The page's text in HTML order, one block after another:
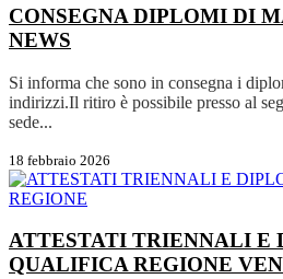
CONSEGNA DIPLOMI DI
NEWS
Si informa che sono in consegna i
indirizzi.Il ritiro è possibile presso al
sede...
18 febbraio 2026
ATTESTATI TRIENNALI E
QUALIFICA REGIONE